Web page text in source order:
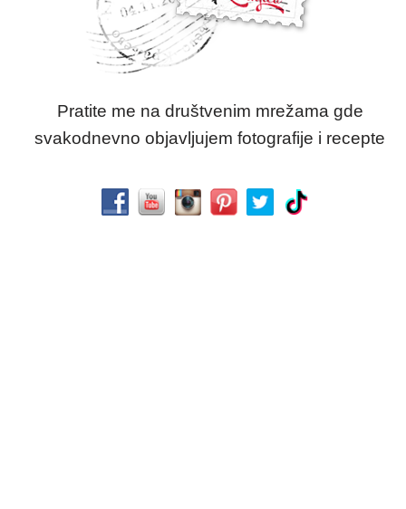
Pratite me na društvenim mrežama gde
svakodnevno objavljujem fotografije i recepte